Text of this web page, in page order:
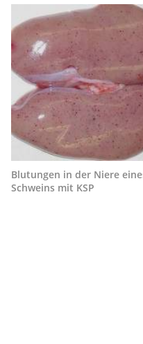
Blutungen in der Niere
Schweins mit KSP